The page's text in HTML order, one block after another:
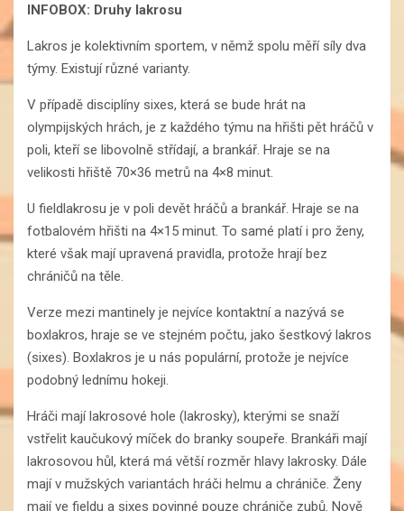
INFOBOX: Druhy lakrosu
Lakros je kolektivním sportem, v němž spolu měří síly dva
týmy. Existují různé varianty.
V případě disciplíny sixes, která se bude hrát na
olympijských hrách, je z každého týmu na hřišti pět hráčů v
poli, kteří se libovolně střídají, a brankář. Hraje se na
velikosti hřiště 70×36 metrů na 4×8 minut.
U fieldlakrosu je v poli devět hráčů a brankář. Hraje se na
fotbalovém hřišti na 4×15 minut. To samé platí i pro ženy,
které však mají upravená pravidla, protože hrají bez
chráničů na těle.
Verze mezi mantinely je nejvíce kontaktní a nazývá se
boxlakros, hraje se ve stejném počtu, jako šestkový lakros
(sixes). Boxlakros je u nás populární, protože je nejvíce
podobný lednímu hokeji.
Hráči mají lakrosové hole (lakrosky), kterými se snaží
vstřelit kaučukový míček do branky soupeře. Brankáři mají
lakrosovou hůl, která má větší rozměr hlavy lakrosky. Dále
mají v mužských variantách hráči helmu a chrániče. Ženy
mají ve fieldu a sixes povinné pouze chrániče zubů. Nově